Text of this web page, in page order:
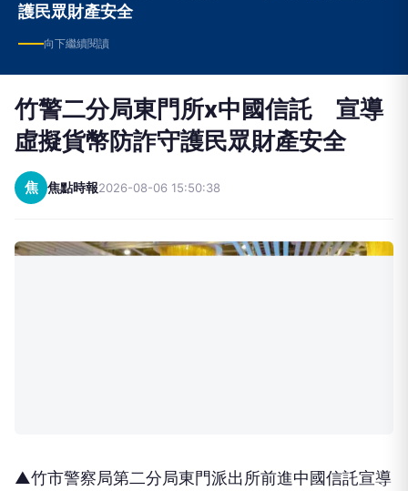
護民眾財產安全
向下繼續閱讀
竹警二分局東門所x中國信託 宣導
虛擬貨幣防詐守護民眾財產安全
焦 焦點時報2026-08-06 15:50:38
▲竹市警察局第二分局東門派出所前進中國信託宣導